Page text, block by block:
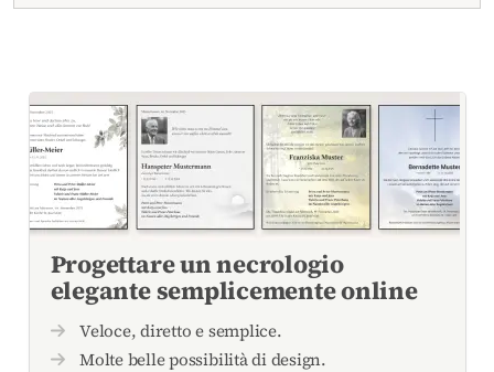
Progettare un necrologio
elegante semplicemente online
Veloce, diretto e semplice.
Molte belle possibilità di design.